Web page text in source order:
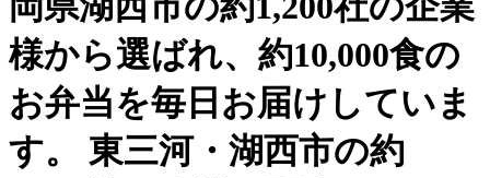
様から選ばれ、約10,000食の
お弁当を毎日お届けしていま
す。
東三河・湖西市の約